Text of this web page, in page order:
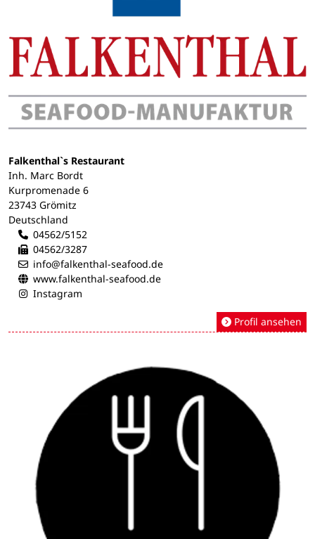
Falkenthal`s Restaurant
Inh. Marc Bordt
Kurpromenade 6
23743 Grömitz
Deutschland
04562/5152
04562/3287
info@falkenthal-seafood.de
www.falkenthal-seafood.de
Instagram
Profil ansehen